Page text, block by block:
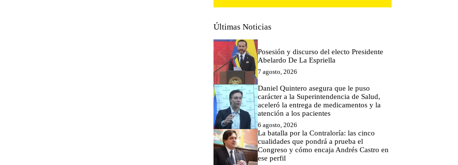
Últimas Noticias
Posesión y discurso del electo Presidente
Abelardo De La Espriella
7 agosto, 2026
Daniel Quintero asegura que le puso
carácter a la Superintendencia de Salud,
aceleró la entrega de medicamentos y la
atención a los pacientes
6 agosto, 2026
La batalla por la Contraloría: las cinco
cualidades que pondrá a prueba el
Congreso y cómo encaja Andrés Castro en
ese perfil